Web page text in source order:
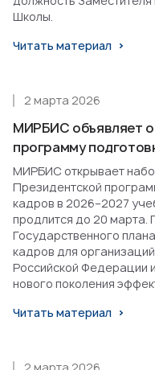
Школы.
Читать материал
МИРБИС объявляет
программу
2 марта 2026
МИРБИС открывает
Президентской
кадров в 2026–2027
продлится до 20 марта.
Государственного
кадров для
Российской Федерации
нового поколения
Читать материал